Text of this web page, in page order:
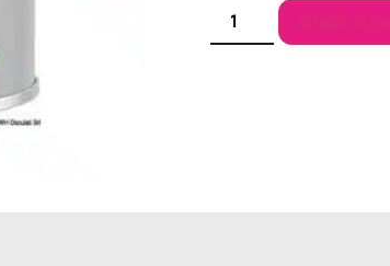
Añadir al